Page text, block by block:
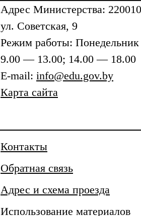
Адрес Министерства:
ул. Советская, 9
Режим работы:
9.00 — 13.00; 14.00 — 18.00
E-mail: info@edu.gov.by
Карта сайта
Контакты
Обратная связь
Адрес и схема проезда
Использование материалов